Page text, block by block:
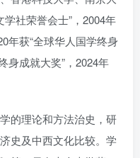
社荣誉会士”，2004年
年获“全球华人国学终身
身成就大奖”，2024年
的理论和方法治史，研
史及中西文化比较。学